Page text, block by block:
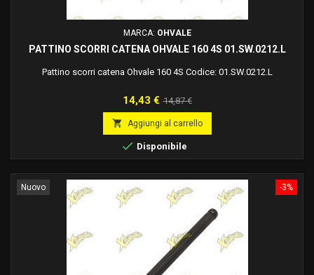
MARCA: OHVALE
PATTINO SCORRI CATENA OHVALE 160 4S 01.SW.0212.L
Pattino scorri catena Ohvale 160 4S Codice: 01.SW.0212.L
Prezzo
14,43 € Prezzo
base
14,87 €
 Aggiungi al carrello
 Disponibile
-3%
Nuovo